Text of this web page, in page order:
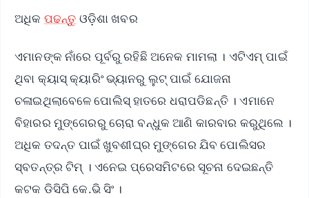
ଅଧିକ ପଢନ୍ତୁ ଓଡ଼ିଶା ଖବର
ଏମାନଙ୍କ ନାଁରେ ପୂର୍ବରୁ ରହିଛି ଅନେକ ମାମଲା । ଏଟିଏମ୍ ପାଇଁ
ଥିବା କ୍ୟାସ୍ କ୍ୟାରିଂ ଭ୍ୟାନରୁ ଲୁଟ୍ ପାଇଁ ଯୋଜନା
ଚଳାଇଥିଲାବେଳେ ପୋଲିସ୍ ହାତରେ ଧରାପଡିଛନ୍ତି । ଏମାନେ
ବିହାରର ମୁଙ୍ଗେରରୁ ଚୋରା ବନ୍ଧୁକ ଆଣି କାରବାର କରୁଥିଲେ ।
ଅଧିକ ତଦନ୍ତ ପାଇଁ ଖୁବଶୀଘ୍ର ମୁଙ୍ଗେର ଯିବ ପୋଲିସର
ସ୍ବତନ୍ତ୍ର ଟିମ୍ । ଏନେଇ ପ୍ରେସମିଟରେ ସୂଚନା ଦେଇଛନ୍ତି
କଟକ ଡିସିପି କେ.ଭି ସିଂ ।